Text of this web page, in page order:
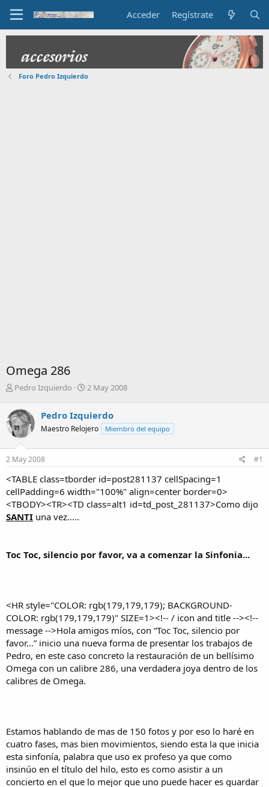
Acceder Regístrate
Foro Pedro Izquierdo
Omega 286
I
i
c
i
a
d
o
d
e
l
t
Pedro Izquierdo
F
h
a
e
n
i
c
i
2 May 2008
Pedro Izquierdo
Maestro Relojero Miembro del equipo
2 May 2008 #1
<TABLE class=tborder id=post281137 cellSpacing=1
cellPadding=6 width="100%" align=center border=0>
<TBODY><TR><TD class=alt1 id=td_post_281137>Como dijo
SANTI una vez.....
Toc Toc, silencio por favor, va a comenzar la Sinfonia...
<HR style="COLOR: rgb(179,179,179); BACKGROUND-
COLOR: rgb(179,179,179)" SIZE=1><!-- / icon and title --><!--
message -->Hola amigos míos, con “Toc Toc, silencio por
favor…” inicio una nueva forma de presentar los trabajos de
Pedro, en este caso concreto la restauración de un bellísimo
Omega con un calibre 286, una verdadera joya dentro de los
calibres de Omega.​
Estamos hablando de mas de 150 fotos y por eso lo haré en
cuatro fases, mas bien movimientos, siendo esta la que inicia
esta sinfonía, palabra que uso ex profeso ya que como
insinúo en el título del hilo, esto es como asistir a un
concierto en el que lo mejor que uno puede hacer es guardar